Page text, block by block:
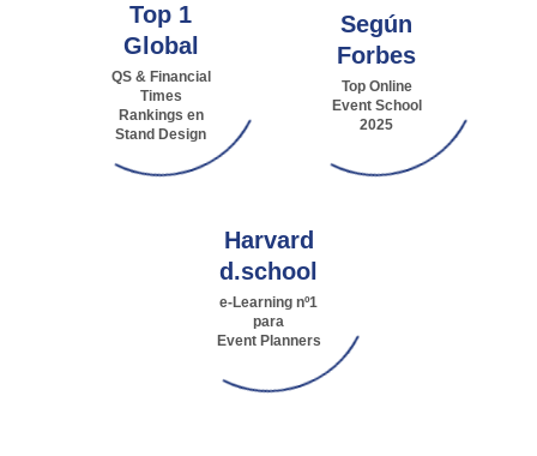
Top 1
Global
QS & Financial
Times
Rankings en
Stand Design
Según
Forbes
Top Online
Event School
2025
Harvard
d.school
e-Learning nº1
para
Event Planners